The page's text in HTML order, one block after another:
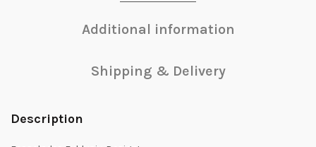
Additional information
Shipping & Delivery
Description